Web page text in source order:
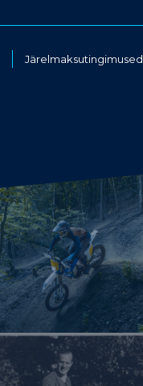
Järelmaksutingimused